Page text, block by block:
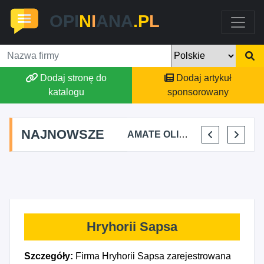
OPINIANA.PL
Dodaj stronę do
katalogu
Dodaj artykuł
sponsorowany
NAJNOWSZE
ALEKSANDRA BAKA AMATE OLIWIA KIRKIEWICZ KAJU BUS JUSTYNA JASTRZĘBSKA
Hryhorii Sapsa
Szczegóły: Firma Hryhorii Sapsa zarejestrowana